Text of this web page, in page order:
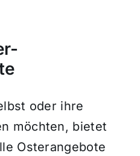
oder ihre
möchten, bietet
Osterangebote